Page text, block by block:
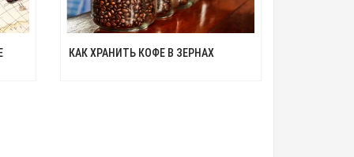
КАК ХРАНИТЬ КОФЕ В ЗЕРНАХ